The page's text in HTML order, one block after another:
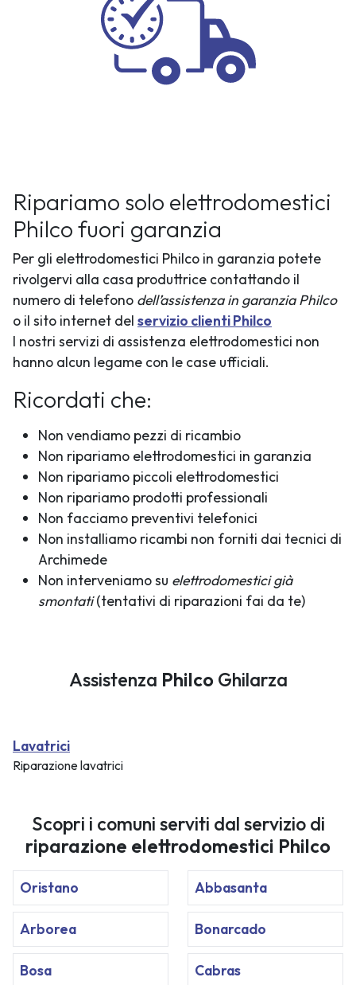
Ripariamo solo elettrodomestici
Philco fuori garanzia
Per gli elettrodomestici Philco in garanzia potete
rivolgervi alla casa produttrice contattando il
numero di telefono dell’assistenza in garanzia Philco
o il sito internet del servizio clienti Philco
I nostri servizi di assistenza elettrodomestici non
hanno alcun legame con le case ufficiali.
Ricordati che:
Non vendiamo pezzi di ricambio
Non ripariamo elettrodomestici in garanzia
Non ripariamo piccoli elettrodomestici
Non ripariamo prodotti professionali
Non facciamo preventivi telefonici
Non installiamo ricambi non forniti dai tecnici di
Archimede
Non interveniamo su elettrodomestici già
smontati(tentativi di riparazioni fai da te)
Assistenza Philco Ghilarza
Lavatrici
Riparazione lavatrici
Scopri i comuni serviti dal servizio di
riparazione elettrodomestici Philco
Oristano Abbasanta
Arborea Bonarcado
Bosa Cabras